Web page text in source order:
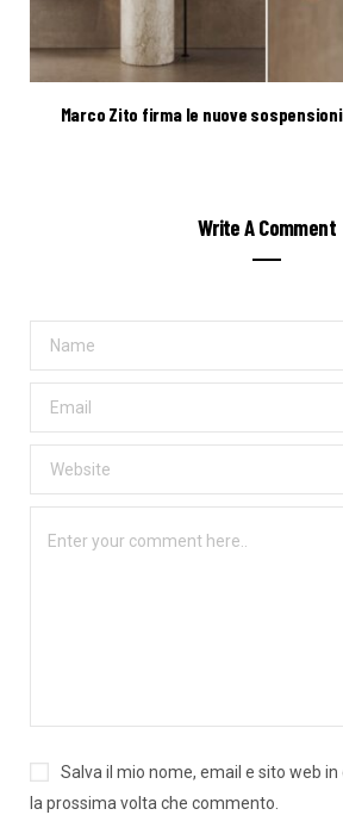
Marco Zito firma le nuove
Write A Comment
Salva il mio nome, email e sito web
la prossima volta che commento.